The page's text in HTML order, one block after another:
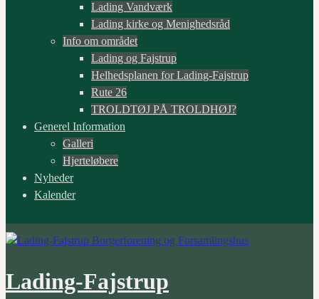
Lading Vandværk
Lading kirke og Menighedsråd
Info om området
Lading og Fajstrup
Helhedsplanen for Lading-Fajstrup
Rute 26
TROLDTØJ PÅ TROLDHØJ?
Generel Information
Galleri
Hjerteløbere
Nyheder
Kalender
Lading-Fajstrup